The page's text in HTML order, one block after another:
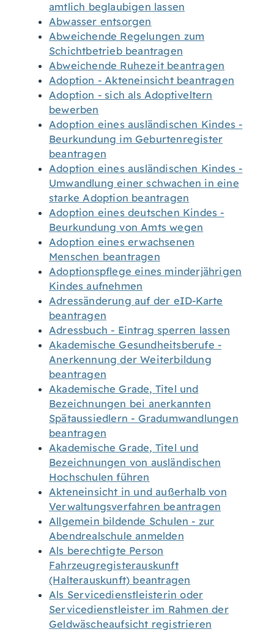
amtlich beglaubigen lassen
Abwasser entsorgen
Abweichende Regelungen zum
Schichtbetrieb beantragen
Abweichende Ruhezeit beantragen
Adoption - Akteneinsicht beantragen
Adoption - sich als Adoptiveltern
bewerben
Adoption eines ausländischen Kindes -
Beurkundung im Geburtenregister
beantragen
Adoption eines ausländischen Kindes -
Umwandlung einer schwachen in eine
starke Adoption beantragen
Adoption eines deutschen Kindes -
Beurkundung von Amts wegen
Adoption eines erwachsenen
Menschen beantragen
Adoptionspflege eines minderjährigen
Kindes aufnehmen
Adressänderung auf der eID-Karte
beantragen
Adressbuch - Eintrag sperren lassen
Akademische Gesundheitsberufe -
Anerkennung der Weiterbildung
beantragen
Akademische Grade, Titel und
Bezeichnungen bei anerkannten
Spätaussiedlern - Gradumwandlungen
beantragen
Akademische Grade, Titel und
Bezeichnungen von ausländischen
Hochschulen führen
Akteneinsicht in und außerhalb von
Verwaltungsverfahren beantragen
Allgemein bildende Schulen - zur
Abendrealschule anmelden
Als berechtigte Person
Fahrzeugregisterauskunft
(Halterauskunft) beantragen
Als Servicedienstleisterin oder
Servicedienstleister im Rahmen der
Geldwäscheaufsicht registrieren